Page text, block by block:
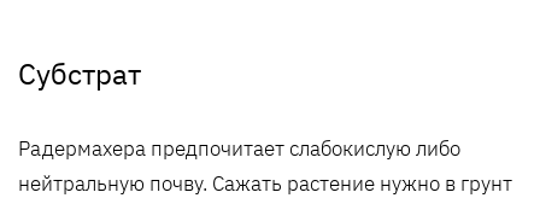
Субстрат
Радермахера предпочитает слабокислую либо
нейтральную почву. Сажать растение нужно в грунт